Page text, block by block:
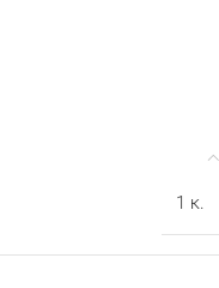
1 κ.